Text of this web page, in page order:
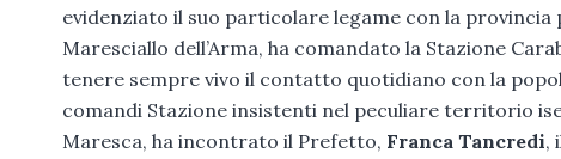
evidenziato il suo particolare legame con la
Maresciallo dell’Arma, ha comandato la Stazione
tenere sempre vivo il contatto quotidiano con la
comandi Stazione insistenti nel peculiare territorio
Maresca, ha incontrato il Prefetto, Franca Tancredi,